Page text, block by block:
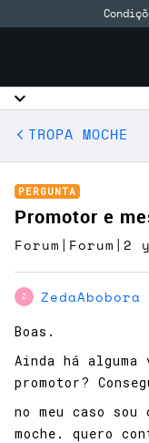
TROPA MOCHE
PERGUNTA
Promotor e
Forum|Forum|2
Z ZedaAbobora
Boas.
Ainda há alguma
promotor?
no meu caso
moche. quero